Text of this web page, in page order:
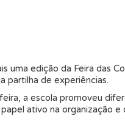
uma edição da Feira das
partilha de experiências.
a escola promoveu
ativo na organização